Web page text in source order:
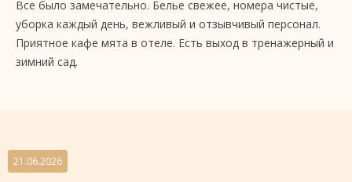
звезды
«Евразия»,
Тюмень
Все было замечательно. Белье свежее, номера чистые,
уборка каждый день, вежливый и отзывчивый персонал.
Приятное кафе мята в отеле. Есть выход в тренажерный и
зимний сад.
21.06.2026